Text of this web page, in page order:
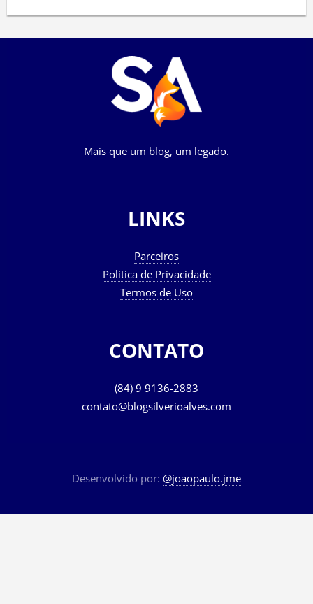
Mais que um blog, um legado.
LINKS
Parceiros
Política de Privacidade
Termos de Uso
CONTATO
(84) 9 9136-2883
contato@blogsilverioalves.com
Desenvolvido por: @joaopaulo.jme